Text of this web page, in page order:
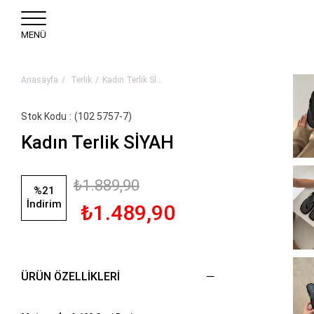
MENÜ
Anasayfa Terlik
Stok Kodu (102 5757-7)
Kadın Terlik SİYAH
%21
İndirim
₺1.889,90
₺1.489,90
ÜRÜN ÖZELLIKLERI